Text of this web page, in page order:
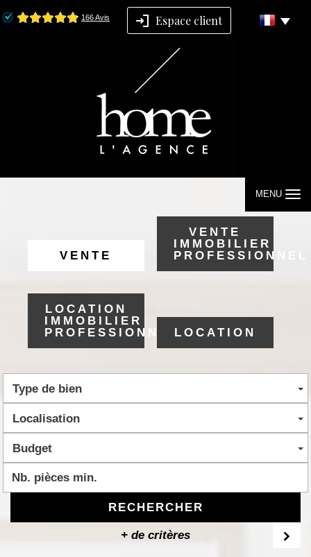
Espace client
MENU
VENTE
VENTE
IMMOBILIER
PROFESSIONNEL
LOCATION
IMMOBILIER
PROFESSIONNELLOCATION
Type de bien
Localisation
Budget
RECHERCHER
+ de critères